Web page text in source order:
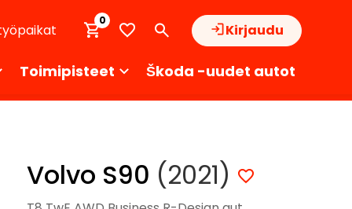
Kirjaudu
0
Toimipisteet Škoda -uudet autot
Volvo S90 (2021)